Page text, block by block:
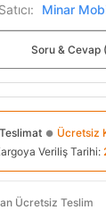
Satıcı: Minar
Soru & Cevap
● Ücretsiz
Veriliş Tarihi:
Ücretsiz Teslim